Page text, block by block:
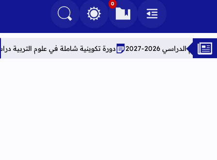
القائمة
0
العلامات المرجعيةالتغيير بين الوضع النهاري والداكن
البحث في المدونة
دورة تكوينية شاملة في علوم التربية دراسة معمقة